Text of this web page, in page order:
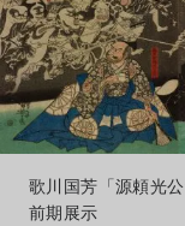
歌川国芳「源頼光
前期展示